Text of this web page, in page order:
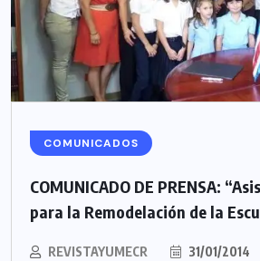
COMUNICADOS
COMUNICADO DE PRENSA:
para la Remodelación de la
REVISTAYUMECR 31/01/2014